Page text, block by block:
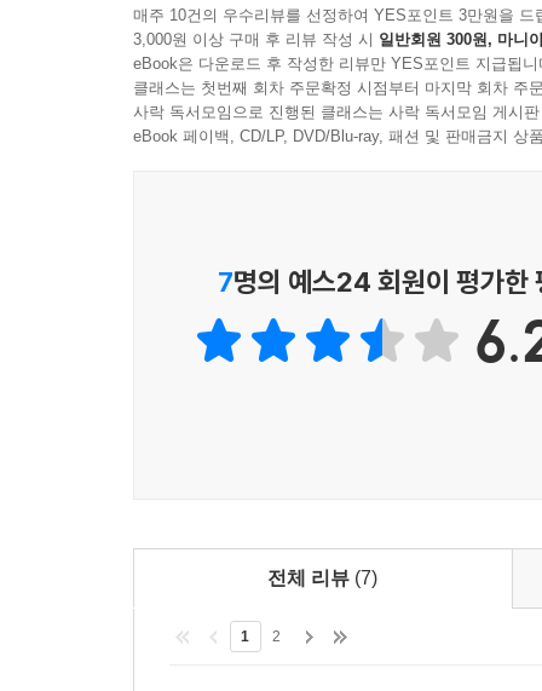
109_SWORD FISH
109_JSG
Me Jane
Moussy
'Take a Rest' in SHIBUYA
Sweet Paradise 90 min!
Tokyo Family restaurant
"날씨가 더운 나라에서는 수분이 계속 빠져 나가
리고 카페에 가면 빼 놓지 않고 마시는 바나나 주
"주변을 돌아 볼 여유를 갖고 있으니 가수 서인영
다니는 것 이외에도 내 농도 짙은 피가 될 수 있는
'쇼핑'과 '여행'의 두 가지 테마를 적절히 접목시켰
지역과 테마별로 그에 어울리는 스파, 뷰티숍,
붕어빵, 여성들을 유혹하는 디저트 뷔페, 지친 다
몸과 마음에 활력을 부여하는 다양한 숍이 여성의
각 카테고리의 마지막에는 'Report' 형식으로 서
엿볼 수 있다. 서인영의 관심목록 1호 도쿄사람
'자전거' 등 다양한 도쿄의 모습을 그녀의 시선으로
2)Street 1. HARAJUKU
서인영이 도쿄에서 가장 좋아하는 거리 하라주쿠
실험적인 아이템이 가득한 하라주쿠의 매력을 느
매주 10건의 우수리뷰를 선정하여 YES포인트 3만원을 드
3,000원 이상 구매 후 리뷰 작성 시 일반회원 300원, 마니
eBook은 다운로드 후 작성한 리뷰만 YES포인트 지급됩니
클래스는 첫번째 회차 주문확정 시점부터 마지막 회차 주
사락 독서모임으로 진행된 클래스는 사락 독서모임 게시
eBook 페이백, CD/LP, DVD/Blu-ray, 패션 및 판매금지 상
7명의 예스24 회원이 평가한
전체 리뷰 (7)
1 2